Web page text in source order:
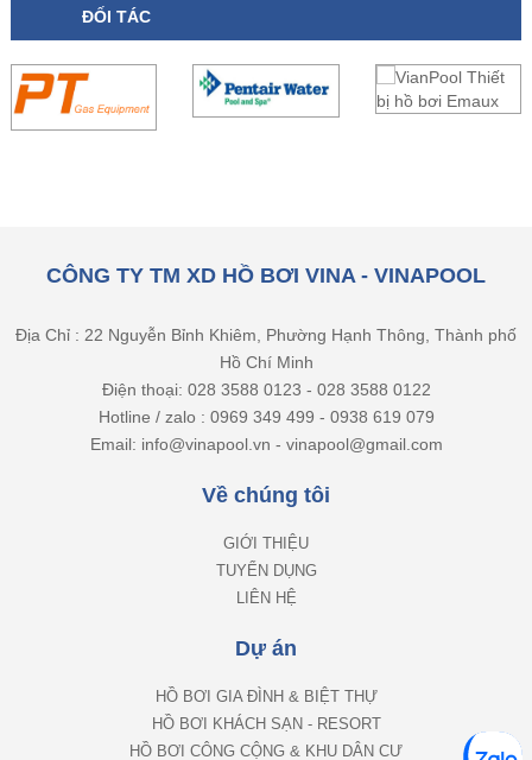
ĐỐI TÁC
CÔNG TY TM XD HỒ BƠI VINA - VINAPOOL
Địa Chỉ : 22 Nguyễn Bỉnh Khiêm, Phường Hạnh Thông, Thành phố
Hồ Chí Minh
Điện thoại: 028 3588 0123 - 028 3588 0122
Hotline / zalo : 0969 349 499 - 0938 619 079
Email: info@vinapool.vn - vinapool@gmail.com
Về chúng tôi
GIỚI THIỆU
TUYỂN DỤNG
LIÊN HỆ
Dự án
HỒ BƠI GIA ĐÌNH & BIỆT THỰ
HỒ BƠI KHÁCH SẠN - RESORT
HỒ BƠI CÔNG CỘNG & KHU DÂN CƯ